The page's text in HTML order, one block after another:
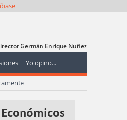
Germán Enrique Nuñez
Yo opino...